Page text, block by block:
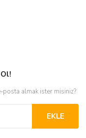
posta almak ister misiniz?
EKLE